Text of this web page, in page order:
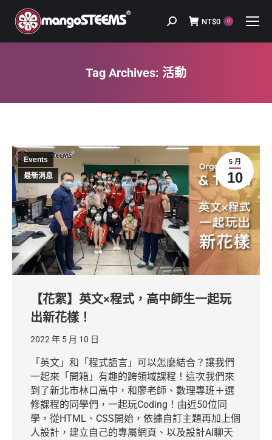
Search: NT$0 0
Tag Archives: 活動
5 月
10
Events
最新消息
【花絮】英文×程式，高中師生一起玩
出新花樣！
2022 年 5 月 10 日
「英文」和「程式語言」可以怎麼結合？讓我們
一起來「開箱」有趣的跨領域課程！這次我們來
到了新北市林口高中，和廖老師、數理專班＋選
修課程的同學們，一起玩Coding！由近50位同
學，從HTML、CSS開始，依據自訂主題再加上個
人設計，建立自己的專屬網頁、以及設計AI聊天